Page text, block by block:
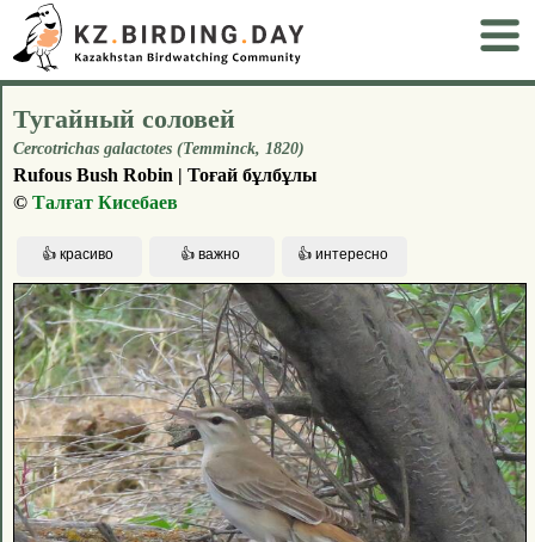
Тугайный соловей
Cercotrichas galactotes (Temminck, 1820)
Rufous Bush Robin | Тоғай бұлбұлы
© Талғат Кисебаев